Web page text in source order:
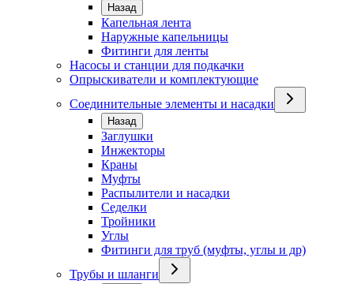
Назад
Капельная лента
Наружные капельницы
Фитинги для ленты
Насосы и станции для подкачки
Опрыскиватели и комплектующие
Соединительные элементы и насадки
Назад
Заглушки
Инжекторы
Краны
Муфты
Распылители и насадки
Седелки
Тройники
Углы
Фитинги для труб (муфты, углы и др)
Трубы и шланги